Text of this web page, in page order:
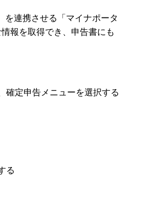
連携させる「マイナポータ
報を取得でき、申告書にも
定申告メニューを選択する
る